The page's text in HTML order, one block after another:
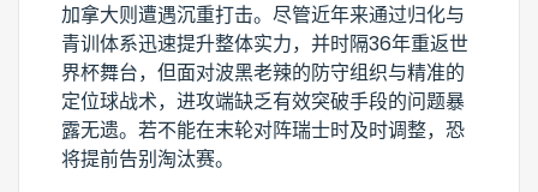
加拿大则遭遇沉重打击。尽管近年来通过归化与
青训体系迅速提升整体实力，并时隔36年重返世
界杯舞台，但面对波黑老辣的防守组织与精准的
定位球战术，进攻端缺乏有效突破手段的问题暴
露无遗。若不能在末轮对阵瑞士时及时调整，恐
将提前告别淘汰赛。